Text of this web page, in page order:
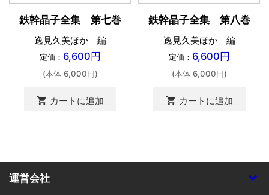
鉄幹晶子全集 第七巻
逸見久美ほか 編
定価： 6,600円
(本体 6,000円)
shopping_cart カートに追加
鉄幹晶子全集 第八巻
逸見久美ほか 編
定価： 6,600円
(本体 6,000円)
shopping_cart カートに追加
運営会社